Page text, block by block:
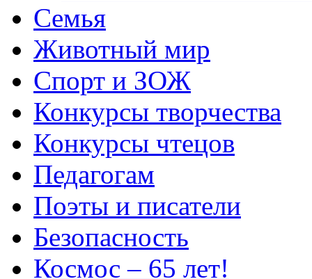
Семья
Животный мир
Спорт и ЗОЖ
Конкурсы творчества
Конкурсы чтецов
Педагогам
Поэты и писатели
Безопасность
Космос – 65 лет!